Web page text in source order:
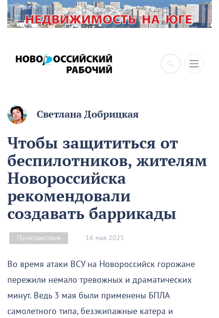
×
Светлана Добрицкая
Чтобы защититься от
беспилотников, жителям
Новороссийска
рекомендовали
создавать баррикады
Происшествия 16 мая 2025
Во время атаки ВСУ на Новороссийск горожане
пережили немало тревожных и драматических
минут. Ведь 3 мая были применены БПЛА
самолетного типа, безэкипажные катера и